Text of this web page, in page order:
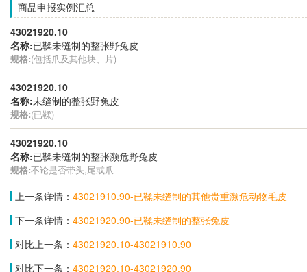
商品申报实例汇总
43021920.10
名称:已鞣未缝制的整张野兔皮
规格:(包括爪及其他块、片)
43021920.10
名称:未缝制的整张野兔皮
规格:(已鞣)
43021920.10
名称:已鞣未缝制的整张濒危野兔皮
规格:不论是否带头,尾或爪
上一条详情： 43021910.90-已鞣未缝制的其他贵重濒危动物毛皮
下一条详情： 43021920.90-已鞣未缝制的整张兔皮
对比上一条： 43021920.10-43021910.90
对比下一条： 43021920.10-43021920.90